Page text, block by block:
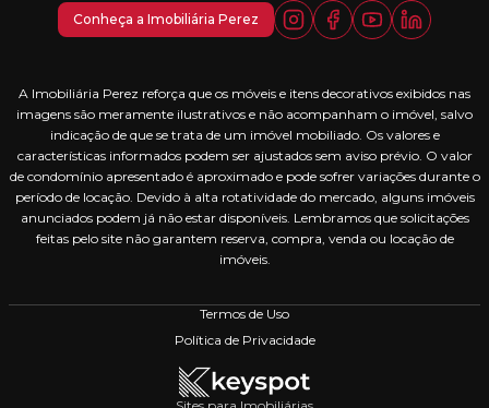
Conheça a Imobiliária Perez
A Imobiliária Perez reforça que os móveis e itens decorativos exibidos nas
imagens são meramente ilustrativos e não acompanham o imóvel, salvo
indicação de que se trata de um imóvel mobiliado. Os valores e
características informados podem ser ajustados sem aviso prévio. O valor
de condomínio apresentado é aproximado e pode sofrer variações durante o
período de locação. Devido à alta rotatividade do mercado, alguns imóveis
anunciados podem já não estar disponíveis. Lembramos que solicitações
feitas pelo site não garantem reserva, compra, venda ou locação de
imóveis.
Termos de Uso
Política de Privacidade